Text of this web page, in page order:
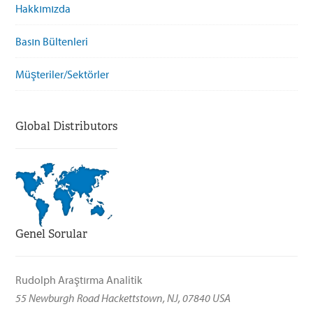
Hakkımızda
Basın Bültenleri
Müşteriler/Sektörler
Global Distributors
Genel Sorular
Rudolph Araştırma Analitik
55 Newburgh Road Hackettstown, NJ, 07840 USA